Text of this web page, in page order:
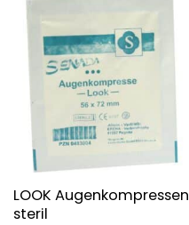
LOOK Augenkompressen
steril